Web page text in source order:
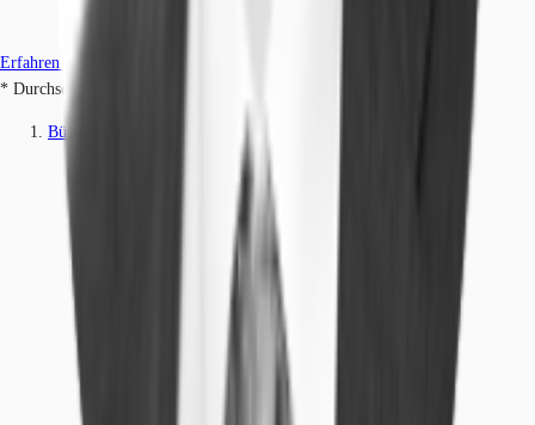
Erfahren Sie mehr
* Durchschnittspreis auf Grundlage historischer Transaktionen.
Büros